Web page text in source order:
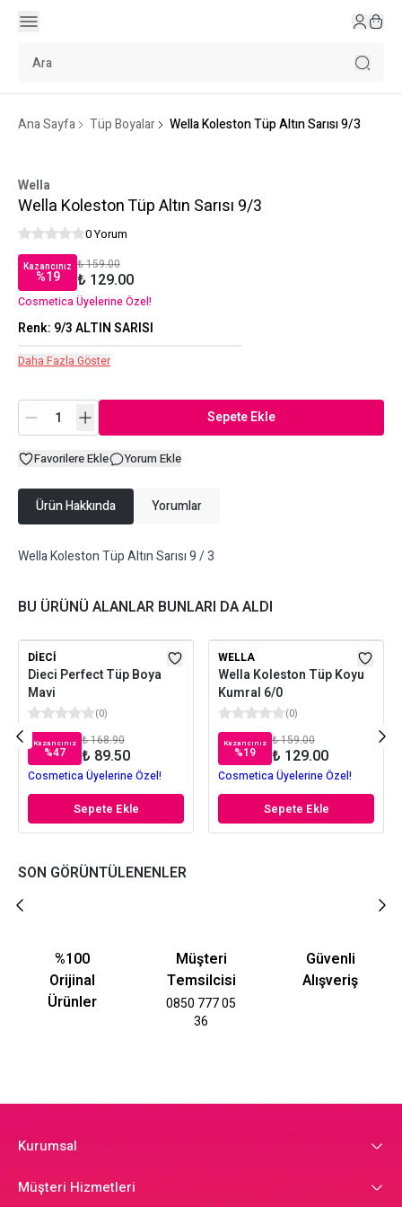
Ana Sayfa Tüp Boyalar Wella Koleston Tüp Altın Sarısı 9/3
Wella
Wella Koleston Tüp Altın Sarısı 9/3
0 Yorum
Kazancınız
%19
₺ 159.00
₺ 129.00
Cosmetica Üyelerine Özel!
Renk: 9/3 ALTIN SARISI
Daha Fazla Göster
Sepete Ekle
Favorilere Ekle Yorum Ekle
Ürün Hakkında Yorumlar
Wella Koleston Tüp Altın Sarısı 9 / 3
BU ÜRÜNÜ ALANLAR BUNLARI DA ALDI
DIECI
Dieci Perfect Tüp Boya
Mavi
(0)
Kazancınız
%47
₺ 168.90
₺ 89.50
Cosmetica Üyelerine Özel!
Sepete Ekle
WELLA
Wella Koleston Tüp Koyu
Kumral 6/0
(0)
Kazancınız
%19
₺ 159.00
₺ 129.00
Cosmetica Üyelerine Özel!
Sepete Ekle
SON GÖRÜNTÜLENENLER
%100
Orijinal
Ürünler
Müşteri
Temsilcisi
0850 777 05
36
Güvenli
Alışveriş
Kurumsal
Müşteri Hizmetleri